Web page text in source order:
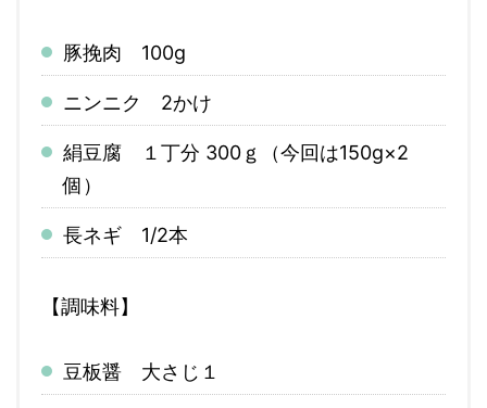
豚挽肉 100g
ニンニク 2かけ
絹豆腐 １丁分 300ｇ（今回は150g×2
個）
長ネギ 1/2本
【調味料】
豆板醤 大さじ１